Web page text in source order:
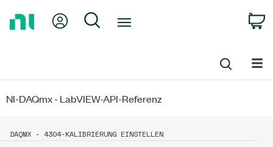
My Account
Search
NI-DAQmx - LabVIEW-API-Referenz
DAQMX - 4304-KALIBRIERUNG EINSTELLEN